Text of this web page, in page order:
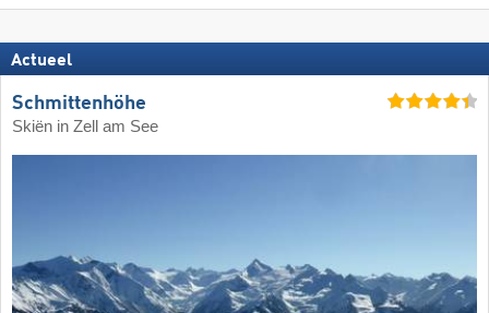
Actueel
Schmittenhöhe
Skiën in Zell am See